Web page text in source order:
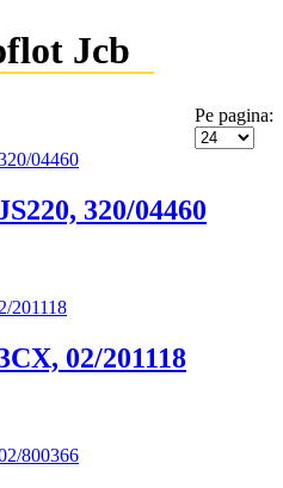
Jcb
Pe pagina:
320/04460
02/201118